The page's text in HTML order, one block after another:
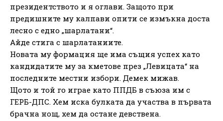
президентството и я оглави. Защото при
предишните му калпави опити се измъкна доста
лесно с едно „шарлатани“.
Айде стига с шарлатаниите.
Новата му формация ще има същия успех като
кандидатите му за кметове през „Левицата“ на
последните местни избори. Демек мижав.
Щото и той го играе като ППДБ в съюза им с
ГЕРБ-ДПС. Хем иска булката да участва в първата
брачна нощ, хем да остане девствена.